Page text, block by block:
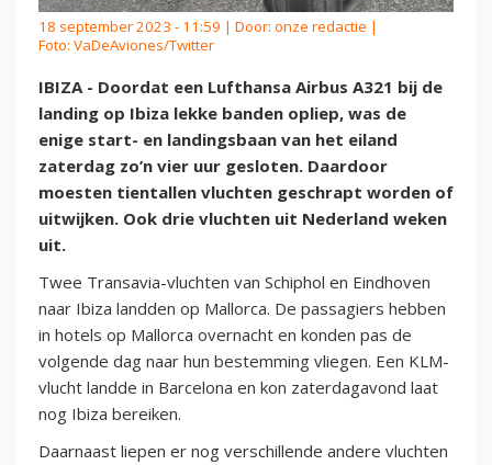
18 september 2023 - 11:59 | Door: onze redactie |
Foto: VaDeAviones/Twitter
IBIZA - Doordat een Lufthansa Airbus A321 bij de
landing op Ibiza lekke banden opliep, was de
enige start- en landingsbaan van het eiland
zaterdag zo’n vier uur gesloten. Daardoor
moesten tientallen vluchten geschrapt worden of
uitwijken. Ook drie vluchten uit Nederland weken
uit.
Twee Transavia-vluchten van Schiphol en Eindhoven
naar Ibiza landden op Mallorca. De passagiers hebben
in hotels op Mallorca overnacht en konden pas de
volgende dag naar hun bestemming vliegen. Een KLM-
vlucht landde in Barcelona en kon zaterdagavond laat
nog Ibiza bereiken.
Daarnaast liepen er nog verschillende andere vluchten